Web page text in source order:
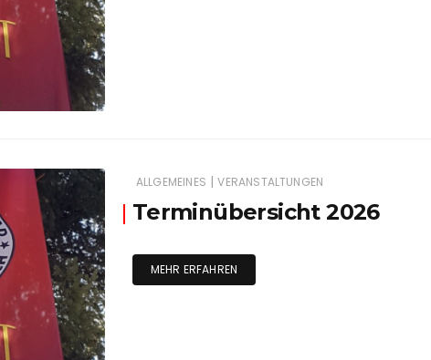
ALLGEMEINES | VERANSTALTUNGEN
Terminübersicht 2026
MEHR ERFAHREN